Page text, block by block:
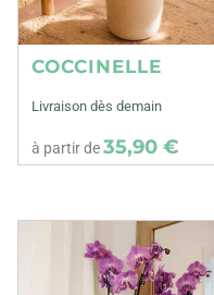
COCCINELLE
Livraison dès demain
à partir de35,90 €